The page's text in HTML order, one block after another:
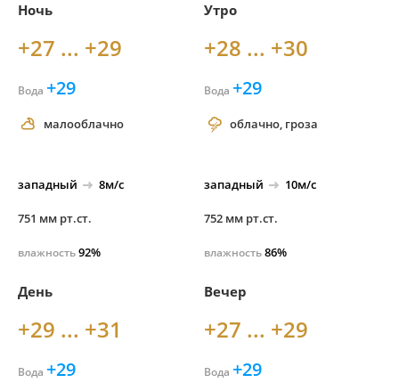
Ночь
+27 ... +29
Вода +29
малооблачно
западный 8м/с
751 мм рт.ст.
влажность92%
Утро
+28 ... +30
Вода +29
облачно, гроза
западный 10м/с
752 мм рт.ст.
влажность86%
День
+29 ... +31
Вода +29
Вечер
+27 ... +29
Вода +29